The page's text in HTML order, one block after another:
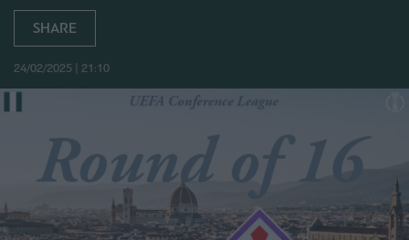
SHARE
24/02/2025 | 21:10